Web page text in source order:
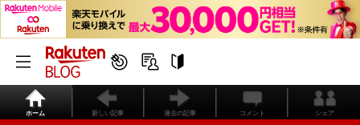
ホーム 新しい記事 過去の記事 コメント シェア